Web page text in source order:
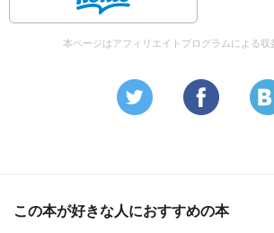
本ページはアフィリエイトプログラムによる収
この本が好きな人におすすめの本